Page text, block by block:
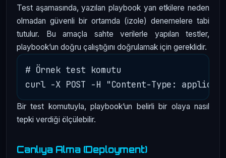
Test aşamasında, yazılan playbook yan etkilere neden
olmadan güvenli bir ortamda (izole) denemelere tabi
tutulur. Bu amaçla sahte verilerle yapılan testler,
playbook’un doğru çalıştığını doğrulamak için gereklidir.
# Örnek test komutu
Bir test komutuyla, playbook’un belirli bir olaya nasıl
tepki verdiği ölçülebilir.
Canlıya Alma (Deployment)